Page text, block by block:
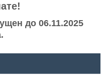
до 06.11.2025